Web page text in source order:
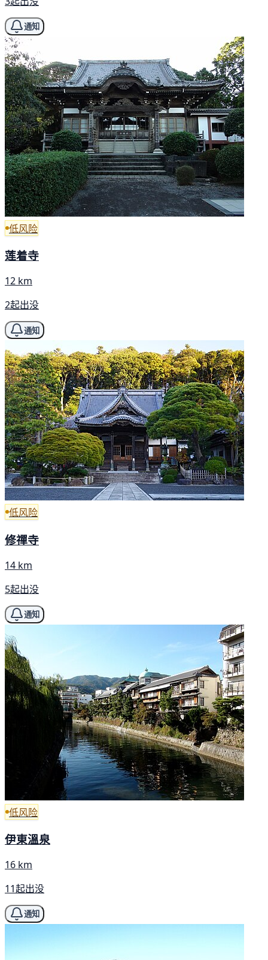
通知
低风险
莲着寺
12 km
2起出没
通知
低风险
修禪寺
14 km
5起出没
通知
低风险
伊東溫泉
16 km
11起出没
通知